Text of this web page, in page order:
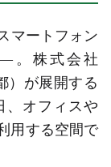
マートフォン
。株式会社
）が展開する
、オフィスや
用する空間で